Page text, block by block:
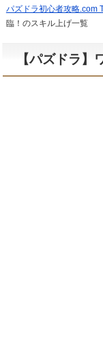
パズドラ初心者攻略.com
臨！のスキル上げ一覧
【パズドラ】